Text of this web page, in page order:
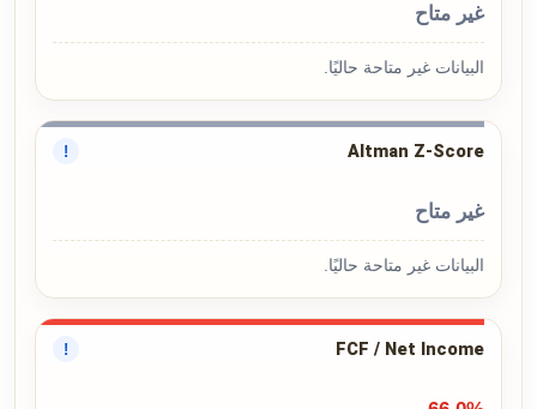
غير متاح
البيانات غير متاحة حاليًا.
Altman Z-Score
!
غير متاح
البيانات غير متاحة حاليًا.
FCF / Net Income
!